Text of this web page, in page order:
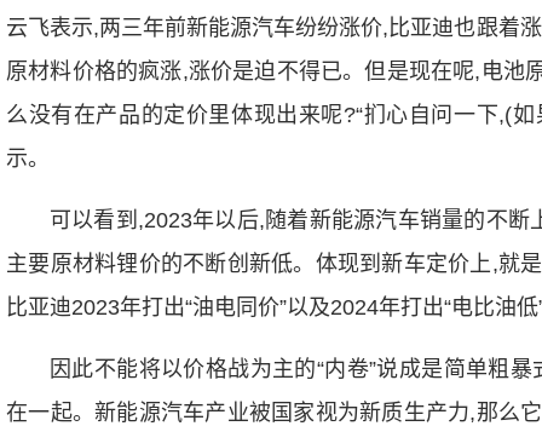
云飞表示,两三年前新能源汽车纷纷涨价,比亚迪也跟着
原材料价格的疯涨,涨价是迫不得已。但是现在呢,电池
么没有在产品的定价里体现出来呢?“扪心自问一下,(
示。
可以看到,2023年以后,随着新能源汽车销量的不
主要原材料锂价的不断创新低。体现到新车定价上,就
比亚迪2023年打出“油电同价”以及2024年打出“电比油
因此不能将以价格战为主的“内卷”说成是简单粗
在一起。新能源汽车产业被国家视为新质生产力,那么